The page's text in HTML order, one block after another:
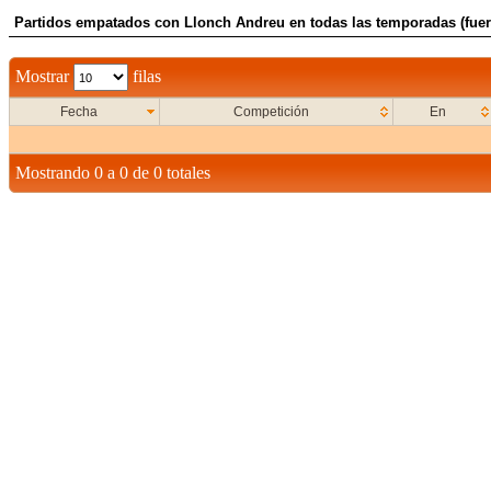
Partidos empatados con Llonch Andreu en todas las temporadas
Mostrar filas
Fecha Competición En
Mostrando 0 a 0 de 0 totales